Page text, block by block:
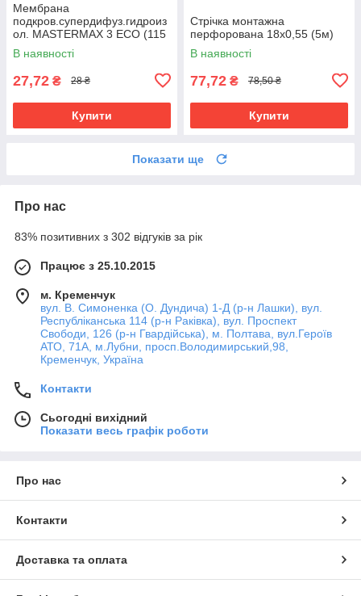
Мембрана
подкров.супердифуз.гидроиз
ол. MASTERMAX 3 ECO (115
плотн, 75м.кв.)
В наявності
27,72 ₴ 28 ₴
Купити
Cтрічка монтажна
перфорована 18х0,55 (5м)
В наявності
77,72 ₴ 78,50 ₴
Купити
Показати ще
Про нас
83% позитивних з 302 відгуків за рік
Працює з 25.10.2015
м. Кременчук
вул. В. Симоненка (О. Дундича) 1-Д (р-н Лашки), вул.
Республіканська 114 (р-н Раківка), вул. Проспект
Свободи, 126 (р-н Гвардійська), м. Полтава, вул.Героїв
АТО, 71А, м.Лубни, просп.Володимирський,98,
Кременчук, Україна
Контакти
Сьогодні вихідний
Показати весь графік роботи
Про нас
Контакти
Доставка та оплата